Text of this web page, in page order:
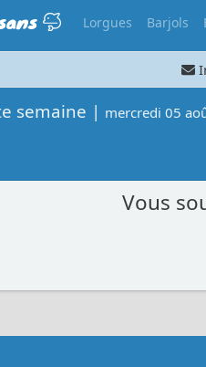
Lorgues Barjols
semaine | mercredi 05
Vous